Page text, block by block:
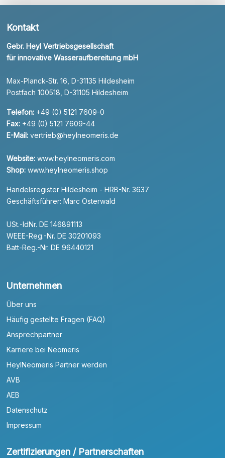
Kontakt
Gebr. Heyl Vertriebsgesellschaft
für innovative Wasseraufbereitung mbH
Max-Planck-Str. 16, D-31135 Hildesheim
Postfach 100518, D-31105 Hildesheim
Telefon: +49 (0) 5121 7609-0
Fax: +49 (0) 5121 7609-44
E-Mail: vertrieb@heylneomeris.de
Website: www.heylneomeris.com
Shop: www.heylneomeris.shop
Handelsregister Hildesheim - HRB-Nr. 3637
Geschäftsführer: Marc Osterwald
USt.-IdNr. DE 146891113
WEEE-Reg.-Nr. DE 30201093
Batt-Reg.-Nr. DE 96440121
Unternehmen
Über uns
Häufig gestellte Fragen (FAQ)
Ansprechpartner
Karriere bei Neomeris
HeylNeomeris Partner werden
AVB
AEB
Datenschutz
Impressum
Zertifizierungen / Partnerschaften